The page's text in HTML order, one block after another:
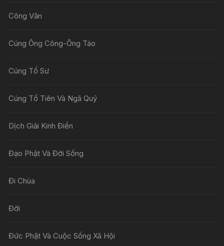
Công Văn
Cúng Ông Công-Ông Táo
Cúng Tổ Sư
Cúng Tổ Tiên Và Ngã Quỷ
Dịch Giải Kinh Điển
Đạo Phật Và Đời Sống
Đi Chùa
Đời
Đức Phật Và Cuộc Sống Xã Hội